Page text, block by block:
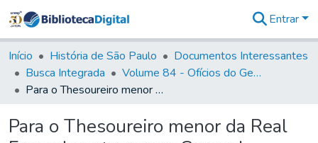
&
Coleções
Tudo na
Biblioteca
Estatísticas
Entrar
Início História de São Paulo
Documentos Interessantes
Busca Integrada
Volume 84 - Ofícios do General Martins Lopes de Saldanha (Governador da Capitania): 1782- 1786
Para o Thesoureiro menor da Real Fazenda entregar ao Coronel Manoel Mexia Leite 74$250 reis como abaixo se declara.
Para o Thesoureiro menor da Real